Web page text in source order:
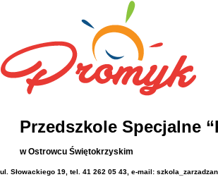
Przedszkole Specjalne
w Ostrowcu Świętokrzyskim
ul. Słowackiego 19, tel. 41 262 05 43, e-mail: